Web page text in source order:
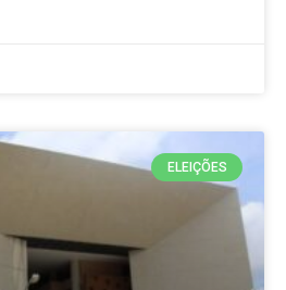
ELEIÇÕES